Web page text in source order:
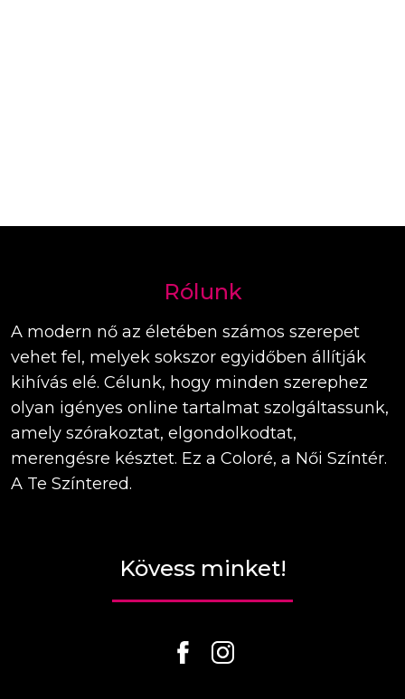
Rólunk
A modern nő az életében számos szerepet
vehet fel, melyek sokszor egyidőben állítják
kihívás elé. Célunk, hogy minden szerephez
olyan igényes online tartalmat szolgáltassunk,
amely szórakoztat, elgondolkodtat,
merengésre késztet. Ez a Coloré, a Női Színtér.
A Te Színtered.
Kövess minket!